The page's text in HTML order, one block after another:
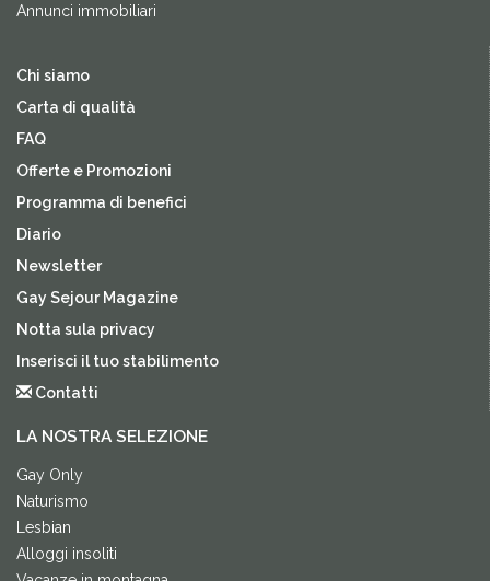
Annunci immobiliari
Chi siamo
Carta di qualità
FAQ
Offerte e Promozioni
Programma di benefici
Diario
Newsletter
Gay Sejour Magazine
Notta sula privacy
Inserisci il tuo stabilimento
Contatti
LA NOSTRA SELEZIONE
Gay Only
Naturismo
Lesbian
Alloggi insoliti